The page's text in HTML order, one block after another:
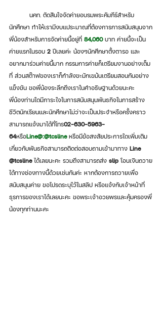
นักศึกษา ทำให้เรามีงบแประมาณที่ต้องการการสนับสนุนจาก
พี่น้องสำหรับการจัดค่ายนี้อยู่ที่ 84,060 บาท ค่ายนี้จะเป็น
ค่ายแรกในรอบ 2 ปีเลยค่ะ น้องๆนักศึกษาตั้งตารอ และ
อยากมาร่วมค่ายนี้มาก กรรมการค่ายก็เตรียมงานอย่างเต็ม
ที่ ส่วนสต๊าฟของเราก็กำลังขะมักเขม้นเตรียมสอนกันอย่าง
แข็งขัน ขอพี่น้องระลึกถึงเราในคำอธิษฐานด้วยนะคะ
พี่น้องท่านใดมีภาระใจในการสนับสนุนพันธกิจในการสร้าง
ชีวิตนักเรียนและนักศึกษาไม่ว่าจะเป็นประจำหรือครั้งคราว
สามารถแจ้งมาได้ที่โทร02-630-5963-
64หรือLine@:@tcsline หรือมีข้อสงสัยประการใดเพิ่มเติม
เกี่ยวกับพันธกิจสามารถติดต่อสอบถามเข้ามาทาง Line
@tcsline ได้เลยนะคะ รวมถึงสามารถส่ง slip โอนเงินถวาย
ได้ทางช่องทางนี้ด้วยเช่นกันค่ะ หากต้องการถวายเพื่อ
สนับสนุนค่าย ขอโปรดระบุไว้ในสลิป หรือแจ้งกับเจ้าหน้าที่
ธุรการของเราได้เลยนะคะ ขอพระเจ้าอวยพรและคุ้มครองพี่
น้องทุกท่านนะคะ